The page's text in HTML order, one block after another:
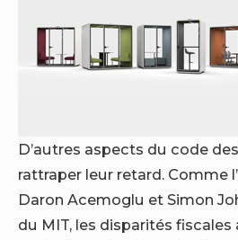
D’autres aspects du code
rattraper leur retard. Comme
Daron Acemoglu et Simon
du MIT, les disparités